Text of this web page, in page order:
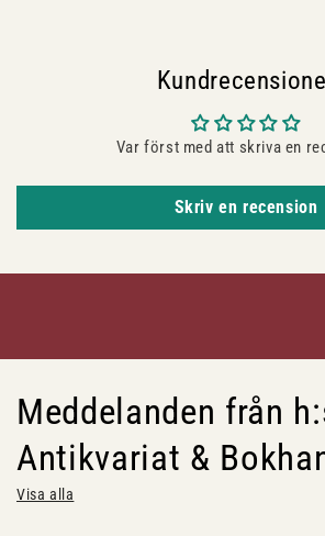
Var först med att skriva en
Skriv en recension
Meddelanden från
Antikvariat &
Visa alla